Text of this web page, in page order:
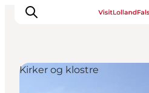
Kirker og klostre